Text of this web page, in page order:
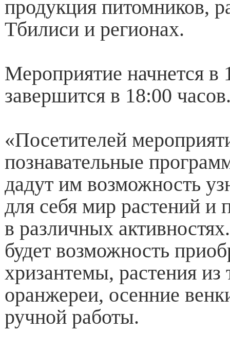
продукция питомников,
Тбилиси и регионах.
Мероприятие начнется в
завершится в 18:00
«Посетителей
познавательные
дадут им возможность
для себя мир растений и
в различных
будет возможность
хризантемы, растения из
оранжереи, осенние
ручной работы.